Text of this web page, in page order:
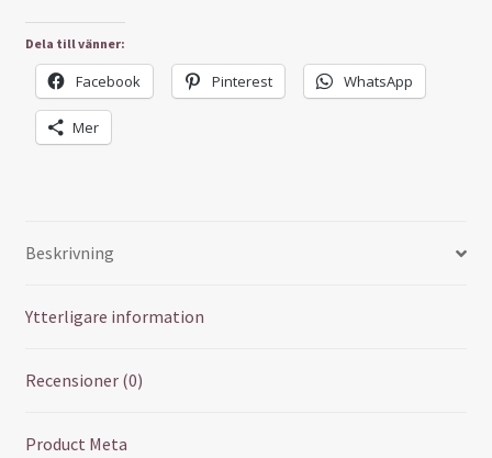
mängd
Dela till vänner:
Facebook Pinterest WhatsApp
Mer
Beskrivning
Ytterligare information
Recensioner (0)
Product Meta